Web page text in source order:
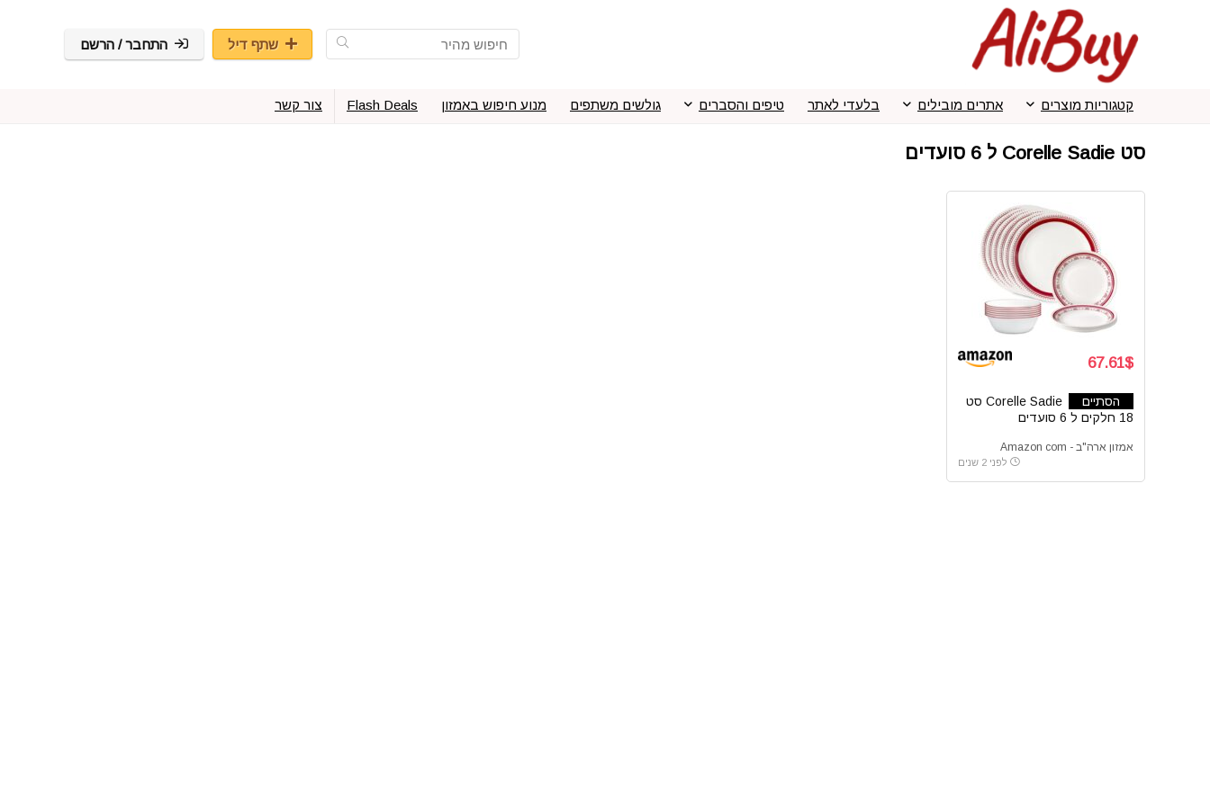
שתף דיל התחבר / הרשם
קטגוריות מוצרים אתרים מובילים בלעדי לאתר טיפים והסברים גולשים משתפים מנוע חיפוש באמזון Flash Deals צור קשר
סט Corelle Sadie ל 6 סועדים
67.61$
הסתיים
Corelle Sadie סט
18 חלקים ל 6 סועדים
אמזון ארה"ב - Amazon com
לפני 2 שנים